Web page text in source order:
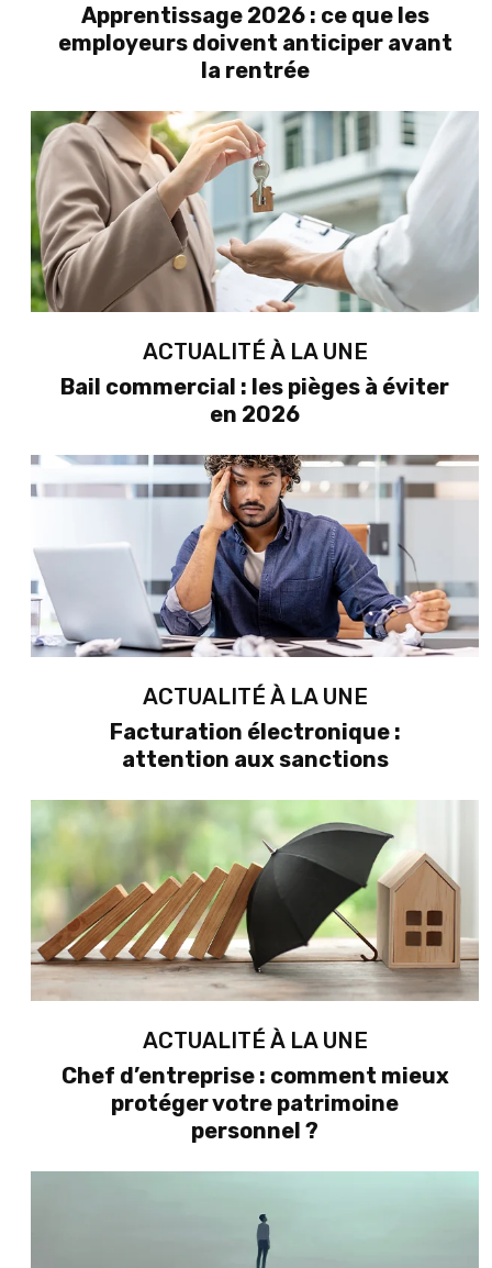
Apprentissage 2026 : ce que les
employeurs doivent anticiper avant
la rentrée
ACTUALITÉ À LA UNE
Bail commercial : les pièges à éviter
en 2026
ACTUALITÉ À LA UNE
Facturation électronique :
attention aux sanctions
ACTUALITÉ À LA UNE
Chef d’entreprise : comment mieux
protéger votre patrimoine
personnel ?